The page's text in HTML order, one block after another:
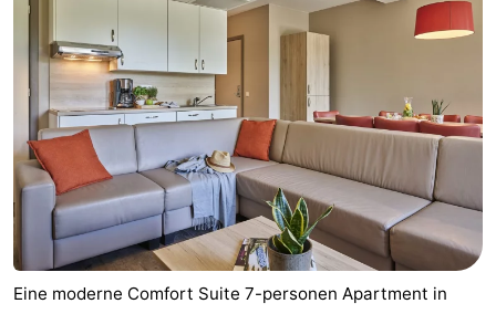
Brügge
Gent
Ypern
Die
Küste
-
Natur
Het
-
Knokke-
-
Eine moderne Comfort Suite 7-personen Apartment in